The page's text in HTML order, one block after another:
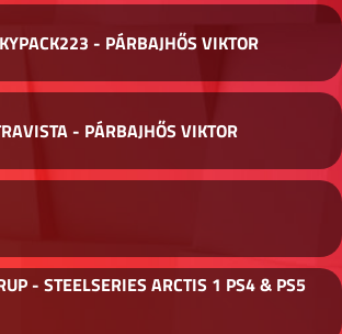
- PÁRBAJHŐS VIKTOR
- PÁRBAJHŐS VIKTOR
- STEELSERIES ARCTIS 1 PS4 & PS5